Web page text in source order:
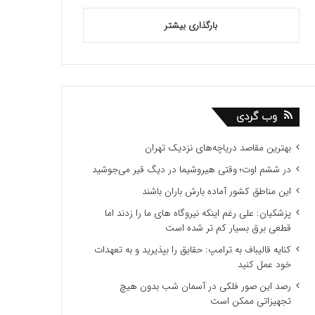
بارگذاری بیشتر
وب گردی
بهترین مقاصد دریاچه‌های نزدیک تهران
در ششم اوت؛ وقتی هیروشیما در دیگ قیر می‌جوشید
این مناطق کشور آماده بارش باران باشند
پزشکیان: علی رغم اینکه نیروگاه های ما را زدند اما
قطعی برق بسیار کم تر شده است
کنایه قالیباف به ترامپ: حقایق را بپذیرید و به تعهدات
خود عمل کنید
رصد این صور فلکی در آسمان شب بدون هیچ
تجهیزاتی ممکن است